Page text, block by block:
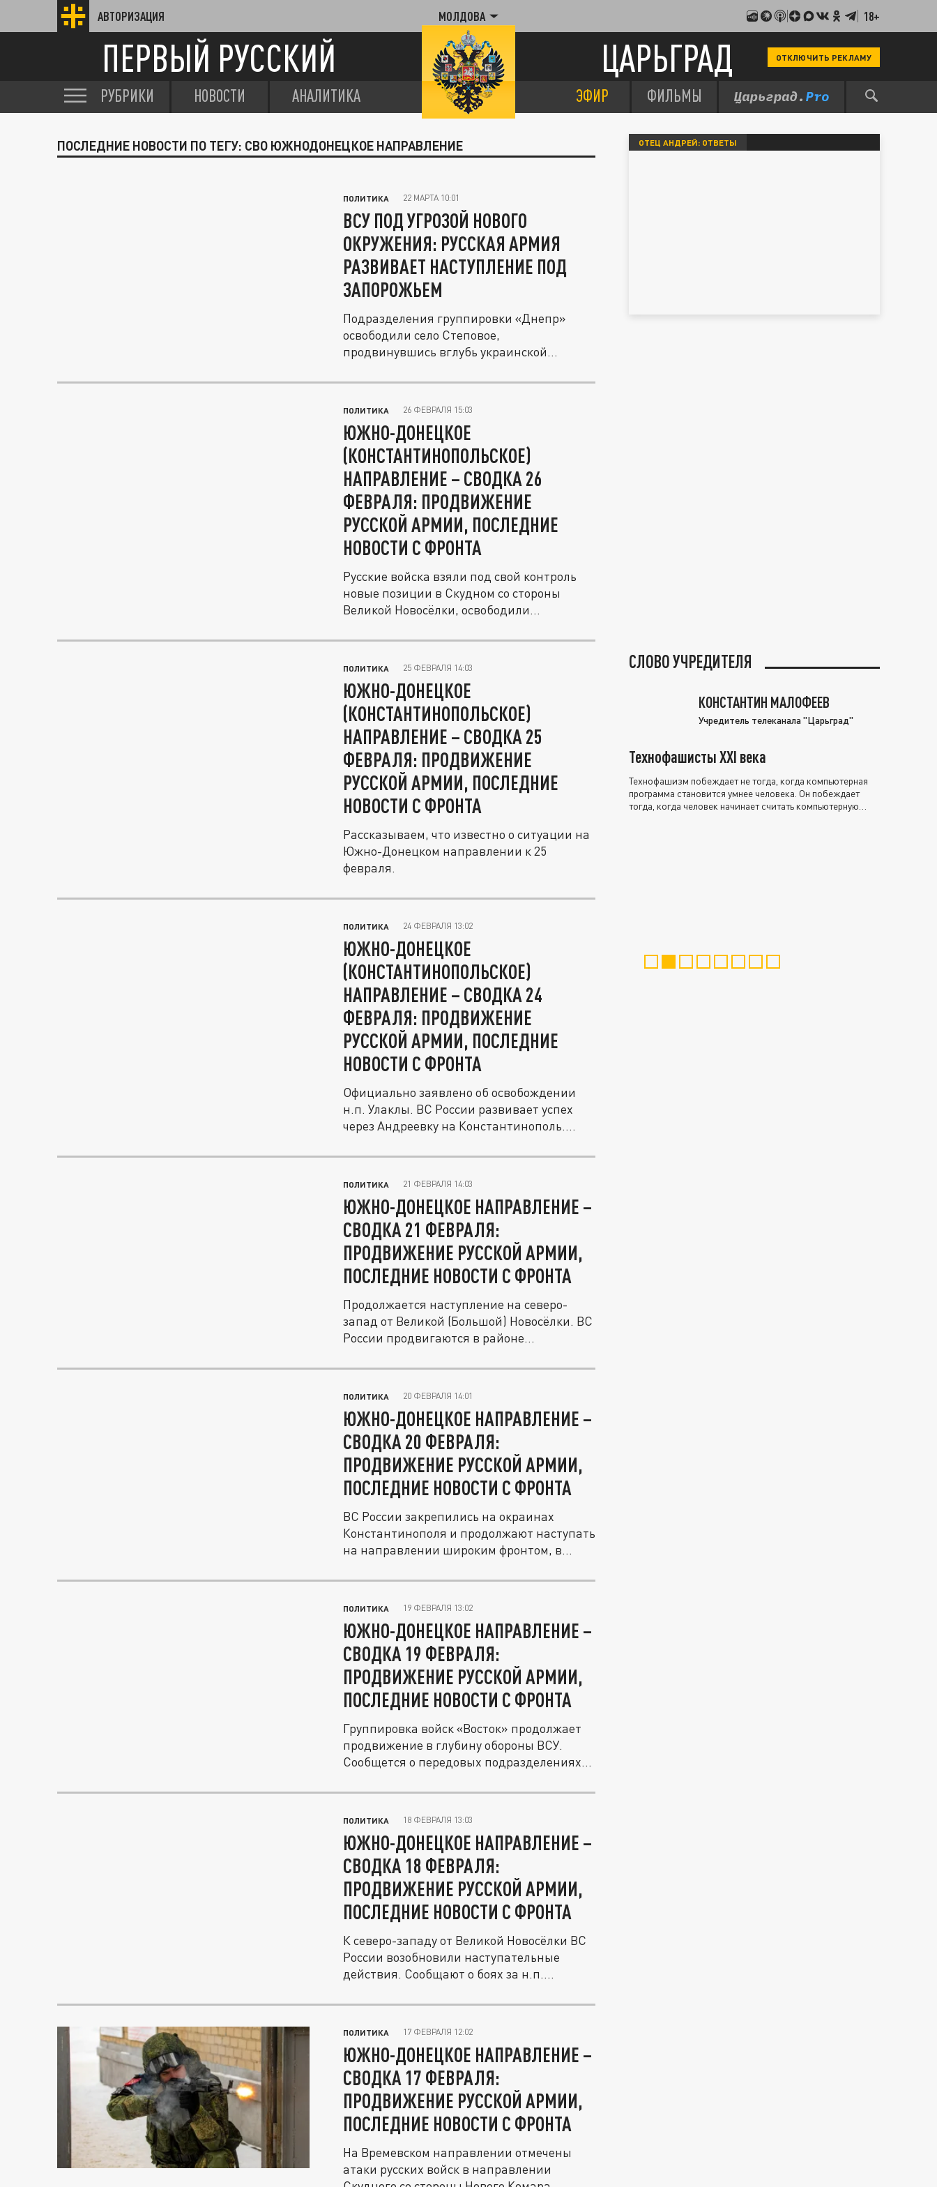
АВТОРИЗАЦИЯ МОЛДОВА 18+
ПЕРВЫЙ РУССКИЙ ЦАРЬГРАД ОТКЛЮЧИТЬ РЕКЛАМУ
РУБРИКИ НОВОСТИ АНАЛИТИКА ЭФИР ФИЛЬМЫ
ПОСЛЕДНИЕ НОВОСТИ ПО ТЕГУ: СВО ЮЖНОДОНЕЦКОЕ НАПРАВЛЕНИЕ
ПОЛИТИКА 22 МАРТА 10:01
ВСУ ПОД УГРОЗОЙ НОВОГО
ОКРУЖЕНИЯ: РУССКАЯ АРМИЯ
РАЗВИВАЕТ НАСТУПЛЕНИЕ ПОД
ЗАПОРОЖЬЕМ
Подразделения группировки «Днепр»
освободили село Степовое,
продвинувшись вглубь украинской
ПОЛИТИКА 26 ФЕВРАЛЯ 15:03
ЮЖНО-ДОНЕЦКОЕ
(КОНСТАНТИНОПОЛЬСКОЕ)
НАПРАВЛЕНИЕ – СВОДКА 26
ФЕВРАЛЯ: ПРОДВИЖЕНИЕ
РУССКОЙ АРМИИ, ПОСЛЕДНИЕ
НОВОСТИ С ФРОНТА
Русские войска взяли под свой контроль
новые позиции в Скудном со стороны
Великой Новосёлки, освободили...
ПОЛИТИКА 25 ФЕВРАЛЯ 14:03
ЮЖНО-ДОНЕЦКОЕ
(КОНСТАНТИНОПОЛЬСКОЕ)
НАПРАВЛЕНИЕ – СВОДКА 25
ФЕВРАЛЯ: ПРОДВИЖЕНИЕ
РУССКОЙ АРМИИ, ПОСЛЕДНИЕ
НОВОСТИ С ФРОНТА
Рассказываем, что известно о ситуации на
Южно-Донецком направлении к 25
февраля.
ПОЛИТИКА 24 ФЕВРАЛЯ 13:02
ЮЖНО-ДОНЕЦКОЕ
(КОНСТАНТИНОПОЛЬСКОЕ)
НАПРАВЛЕНИЕ – СВОДКА 24
ФЕВРАЛЯ: ПРОДВИЖЕНИЕ
РУССКОЙ АРМИИ, ПОСЛЕДНИЕ
НОВОСТИ С ФРОНТА
Официально заявлено об освобождении
н.п. Улаклы. ВС России развивает успех
через Андреевку на Константинополь....
ПОЛИТИКА 21 ФЕВРАЛЯ 14:03
ЮЖНО-ДОНЕЦКОЕ НАПРАВЛЕНИЕ –
СВОДКА 21 ФЕВРАЛЯ:
ПРОДВИЖЕНИЕ РУССКОЙ АРМИИ,
ПОСЛЕДНИЕ НОВОСТИ С ФРОНТА
Продолжается наступление на северо-
запад от Великой (Большой) Новосёлки. ВС
России продвигаются в районе...
ПОЛИТИКА 20 ФЕВРАЛЯ 14:01
ЮЖНО-ДОНЕЦКОЕ НАПРАВЛЕНИЕ –
СВОДКА 20 ФЕВРАЛЯ:
ПРОДВИЖЕНИЕ РУССКОЙ АРМИИ,
ПОСЛЕДНИЕ НОВОСТИ С ФРОНТА
ВС России закрепились на окраинах
Константинополя и продолжают наступать
на направлении широким фронтом, в
ПОЛИТИКА 19 ФЕВРАЛЯ 13:02
ЮЖНО-ДОНЕЦКОЕ НАПРАВЛЕНИЕ –
СВОДКА 19 ФЕВРАЛЯ:
ПРОДВИЖЕНИЕ РУССКОЙ АРМИИ,
ПОСЛЕДНИЕ НОВОСТИ С ФРОНТА
Группировка войск «Восток» продолжает
продвижение в глубину обороны ВСУ.
Сообщется о передовых подразделениях...
ПОЛИТИКА 18 ФЕВРАЛЯ 13:03
ЮЖНО-ДОНЕЦКОЕ НАПРАВЛЕНИЕ –
СВОДКА 18 ФЕВРАЛЯ:
ПРОДВИЖЕНИЕ РУССКОЙ АРМИИ,
ПОСЛЕДНИЕ НОВОСТИ С ФРОНТА
К северо-западу от Великой Новосёлки ВС
России возобновили наступательные
действия. Сообщают о боях за н.п....
ПОЛИТИКА 17 ФЕВРАЛЯ 12:02
ЮЖНО-ДОНЕЦКОЕ НАПРАВЛЕНИЕ –
СВОДКА 17 ФЕВРАЛЯ:
ПРОДВИЖЕНИЕ РУССКОЙ АРМИИ,
ПОСЛЕДНИЕ НОВОСТИ С ФРОНТА
На Времевском направлении отмечены
атаки русских войск в направлении
ОТЕЦ АНДРЕЙ: ОТВЕТЫ
СЛОВО УЧРЕДИТЕЛЯ
КОНСТАНТИН МАЛОФЕЕВ
Учредитель телеканала "Царьград"
Технофашисты XXI века
Технофашизм побеждает не тогда, когда компьютерная
программа становится умнее человека. Он побеждает
тогда, когда человек начинает считать компьютерную